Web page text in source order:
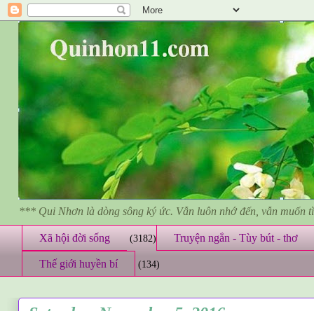
*** Qui Nhơn là dòng sông ký ức. Vẫn luôn nhớ đến, vẫn muốn
Xã hội đời sống (3182) Truyện ngắn - Tùy bút - thơ
Thế giới huyền bí (134)